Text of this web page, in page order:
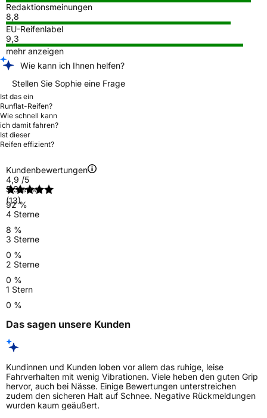
Redaktionsmeinungen
8,8
EU-Reifenlabel
9,3
mehr anzeigen
Wie kann ich Ihnen helfen?
Stellen Sie Sophie eine Frage
Ist das ein
Runflat-Reifen?
Wie schnell kann
ich damit fahren?
Ist dieser
Reifen effizient?
Kundenbewertungen
4,9 /5
(13)
5 Sterne
92 %
4 Sterne
8 %
3 Sterne
0 %
2 Sterne
0 %
1 Stern
0 %
Das sagen unsere Kunden
Kundinnen und Kunden loben vor allem das ruhige, leise
Fahrverhalten mit wenig Vibrationen. Viele heben den guten Grip
hervor, auch bei Nässe. Einige Bewertungen unterstreichen
zudem den sicheren Halt auf Schnee. Negative Rückmeldungen
wurden kaum geäußert.